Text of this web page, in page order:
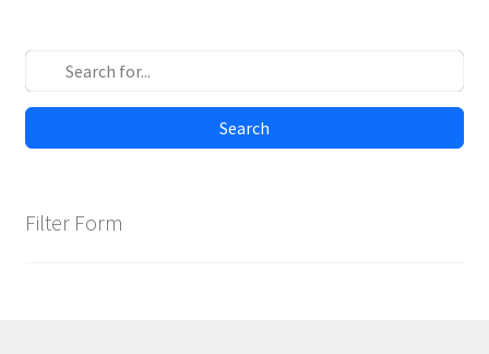
Search
Filter Form